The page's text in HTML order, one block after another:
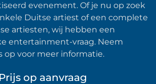
evenement. Of je nu op zoek
Duitse artiest of een complete
artiesten, wij hebben een
entertainment-vraag. Neem
op voor meer informatie.
Prijs op aanvraag